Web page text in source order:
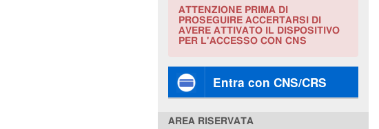
ATTENZIONE PRIMA DI
PROSEGUIRE ACCERTARSI DI
AVERE ATTIVATO IL DISPOSITIVO
PER L'ACCESSO CON CNS
Entra con CNS/CRS
AREA RISERVATA